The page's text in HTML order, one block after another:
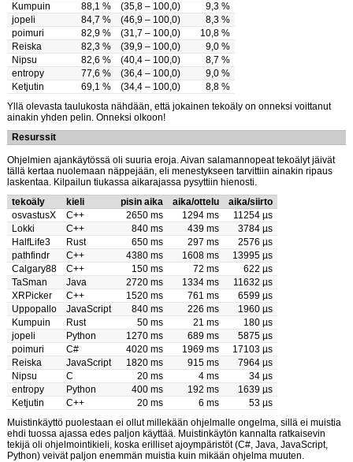
Kumpuin
88,1 % (35,8 – 100,0)
9,3 %
jopeli
84,7 % (46,9 – 100,0)
8,3 %
poimuri
82,9 % (31,7 – 100,0)
10,8 %
Reiska
82,3 % (39,9 – 100,0)
9,0 %
Nipsu
82,6 % (40,4 – 100,0)
8,7 %
entropy
77,6 % (36,4 – 100,0)
9,0 %
Ketjutin
69,1 % (34,4 – 100,0)
8,8 %
Yllä olevasta taulukosta nähdään, että jokainen tekoäly on onneksi voittanut
ainakin yhden pelin. Onneksi olkoon!
Resurssit
Ohjelmien ajankäytössä oli suuria eroja. Aivan salamannopeat tekoälyt jäivät
tällä kertaa nuolemaan näppejään, eli menestykseen tarvittiin ainakin ripaus
laskentaa. Kilpailun tiukassa aikarajassa pysyttiin hienosti.
tekoäly
kieli pisin aika aika/ottelu
aika/siirto
osvastusX
C++ 2650 ms 1294 ms
11254 µs
Lokki
C++ 840 ms 439 ms
3784 µs
HalfLife3
Rust 650 ms 297 ms
2576 µs
pathfindr
C++ 4380 ms 1608 ms
13995 µs
Calgary88
C++ 150 ms 72 ms
622 µs
TaSman
Java 2720 ms 1334 ms
11632 µs
XRPicker
C++ 1520 ms 761 ms
6599 µs
Uppopallo
JavaScript 840 ms 226 ms
1960 µs
Kumpuin
Rust 50 ms 21 ms
180 µs
jopeli
Python 1270 ms 689 ms
5875 µs
poimuri
C# 4020 ms 1969 ms
17103 µs
Reiska
JavaScript 1820 ms 915 ms
7964 µs
Nipsu
C 20 ms 4 ms
34 µs
entropy
Python 400 ms 192 ms
1639 µs
Ketjutin
C++ 20 ms 6 ms
53 µs
Muistinkäyttö puolestaan ei ollut millekään ohjelmalle ongelma, sillä ei muistia
ehdi tuossa ajassa edes paljon käyttää. Muistinkäytön kannalta ratkaisevin
tekijä oli ohjelmointikieli, koska erilliset ajoympäristöt (C#, Java, JavaScript,
Python) veivät paljon enemmän muistia kuin mikään ohjelma muuten.